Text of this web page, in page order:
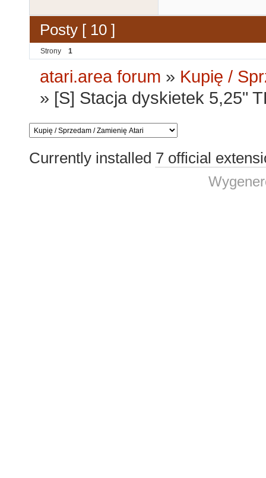
Posty [ 10 ]
Strony 1
atari.area forum » Kupię /
» [S] Stacja dyskietek 5,25"
Currently installed 7 official